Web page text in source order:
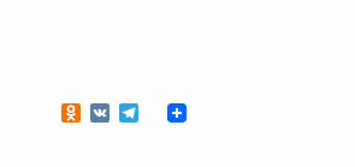
Odnoklassniki
VKTelegram